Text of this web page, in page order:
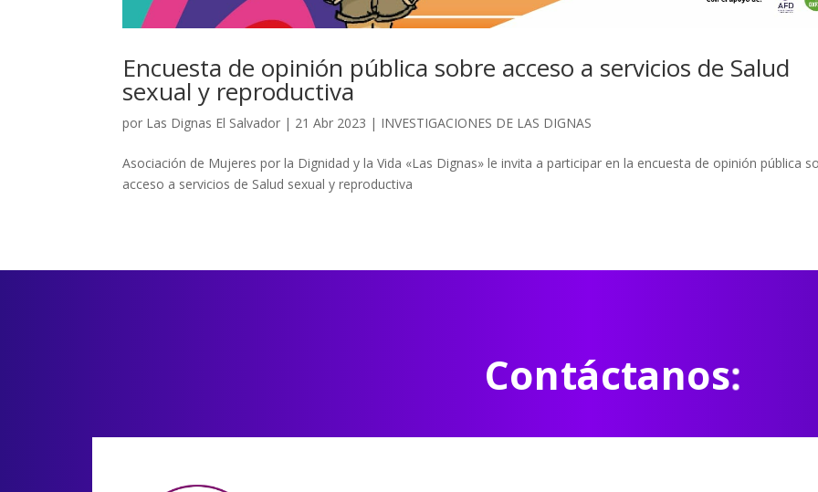
Encuesta de opinión pública sobre acceso a servicios de Salud
sexual y reproductiva
por Las Dignas El Salvador | 21 Abr 2023 | INVESTIGACIONES DE LAS DIGNAS
Asociación de Mujeres por la Dignidad y la Vida «Las Dignas» le invita a participar en la encuesta de opinión pública
acceso a servicios de Salud sexual y reproductiva
Contáctanos: